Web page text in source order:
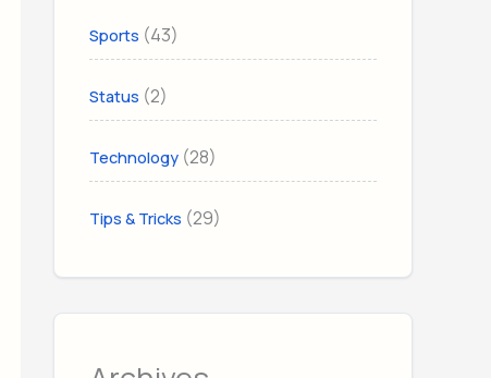
Sports (43)
Status (2)
Technology (28)
Tips & Tricks (29)